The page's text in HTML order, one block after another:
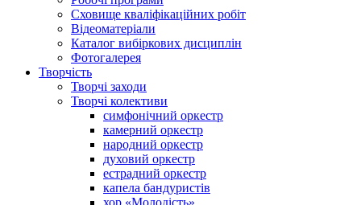
Сховище кваліфікаційних робіт
Відеоматеріали
Каталог вибіркових дисциплін
Фотогалерея
Творчість
Творчі заходи
Творчі колективи
симфонічний оркестр
камерний оркестр
народний оркестр
духовий оркестр
естрадний оркестр
капела бандуристів
хор «Молодість»